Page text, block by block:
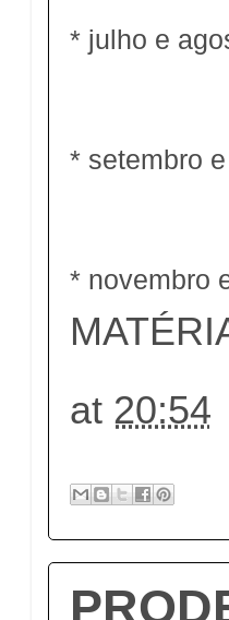
* julho e
* setembro
* novembro
at 20:54